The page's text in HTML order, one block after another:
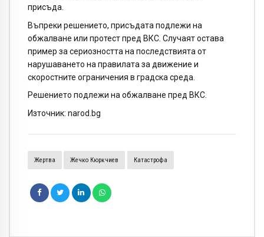
присъда.
Въпреки решението, присъдата подлежи на
обжалване или протест пред ВКС. Случаят остава
пример за сериозността на последствията от
нарушаването на правилата за движение и
скоростните ограничения в градска среда.
Решението подлежи на обжалване пред ВКС.
Източник: narod.bg
Жертва Жечко Кюркчиев Катастрофа